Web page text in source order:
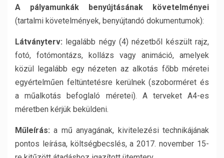
A pályamunkák benyújtásának követelményei
(tartalmi követelmények, benyújtandó dokumentumok):
Látványterv: legalább négy (4) nézetből készült rajz,
fotó, fotómontázs, kollázs vagy animáció, amelyek
közül legalább egy nézeten az alkotás főbb méretei
egyértelműen feltüntetésre kerülnek (szoborméret és
a műalkotás befoglaló méretei). A terveket A4-es
méretben kérjük beküldeni.
Műleírás: a mű anyagának, kivitelezési technikájának
pontos leírása, költségbecslés, a 2017. november 15-